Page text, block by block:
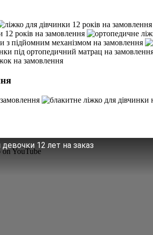
12 лет на заказ
on YouTube